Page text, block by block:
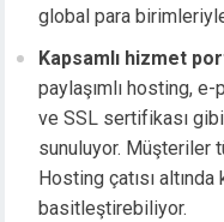
global para
Kapsamlı hizmet
paylaşımlı hosting, e-
ve SSL sertifikası
sunuluyor. Müşteriler
Hosting çatısı
basitleştirebiliyor.